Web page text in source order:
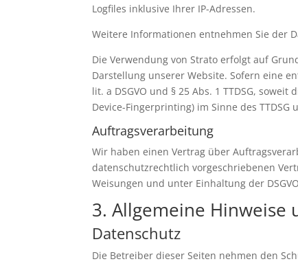
Logfiles inklusive Ihrer IP-Adressen.
Weitere Informationen entnehmen Sie der
Die Verwendung von Strato erfolgt auf
Darstellung unserer Website. Sofern eine
lit. a DSGVO und § 25 Abs. 1 TTDSG,
Device-Fingerprinting) im Sinne des
Auftragsverarbeitung
Wir haben einen Vertrag über
datenschutzrechtlich vorgeschriebenen
Weisungen und unter Einhaltung der
3. Allgemeine
Datenschutz
Die Betreiber dieser Seiten nehmen den